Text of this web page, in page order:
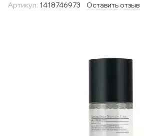
Артикул: 1418746973 Оставить отзыв